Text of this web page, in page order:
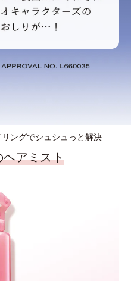
ングでシュシュっと解決
アミスト